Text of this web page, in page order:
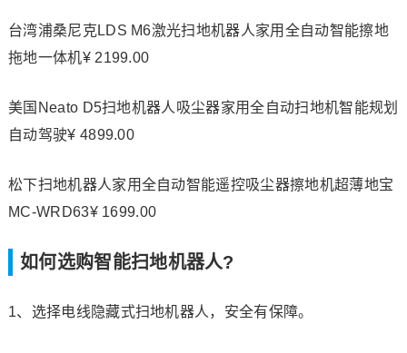
台湾浦桑尼克LDS M6激光扫地机器人家用全自动智能擦地
拖地一体机¥ 2199.00
美国Neato D5扫地机器人吸尘器家用全自动扫地机智能规划
自动驾驶¥ 4899.00
松下扫地机器人家用全自动智能遥控吸尘器擦地机超薄地宝
MC-WRD63¥ 1699.00
如何选购智能扫地机器人?
1、选择电线隐藏式扫地机器人，安全有保障。